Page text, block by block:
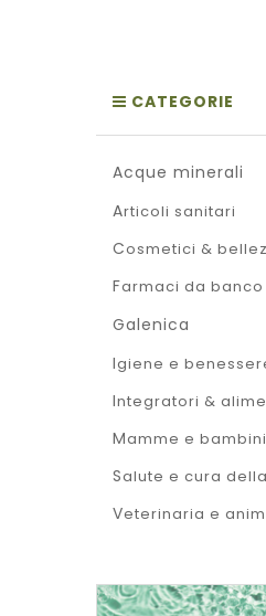
CATEGORIE
acque minerali
articoli sanitari
cosmetici &
farmaci da banco
galenica
igiene e
integratori &
mamme e bambini
salute e cura
veterinaria e